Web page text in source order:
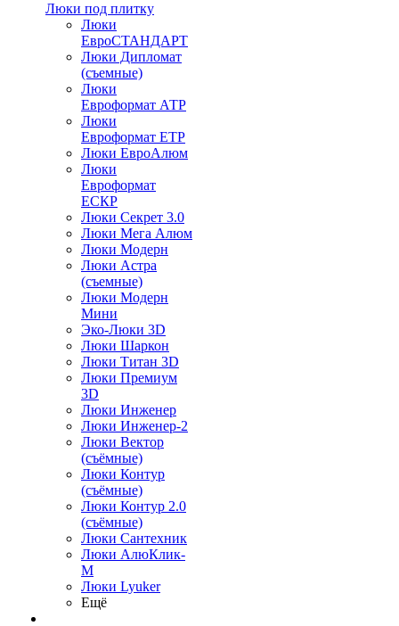
Люки под плитку
Люки
ЕвроСТАНДАРТ
Люки Дипломат
(съемные)
Люки
Евроформат АТР
Люки
Евроформат ЕТР
Люки ЕвроАлюм
Люки
Евроформат
ЕСКР
Люки Секрет 3.0
Люки Мега Алюм
Люки Модерн
Люки Астра
(съемные)
Люки Модерн
Мини
Эко-Люки 3D
Люки Шаркон
Люки Титан 3D
Люки Премиум
3D
Люки Инженер
Люки Инженер-2
Люки Вектор
(съёмные)
Люки Контур
(съёмные)
Люки Контур 2.0
(съёмные)
Люки Сантехник
Люки АлюКлик-
М
Люки Lyuker
Ещё